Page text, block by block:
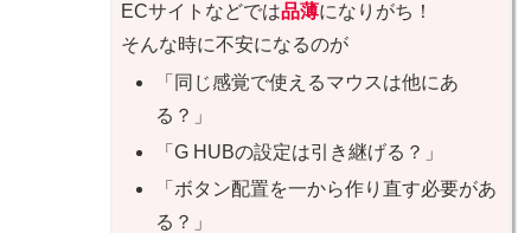
ECサイトなどでは品薄になりがち！
そんな時に不安になるのが
「同じ感覚で使えるマウスは他にあ
る？」
「G HUBの設定は引き継げる？」
「ボタン配置を一から作り直す必要があ
る？」